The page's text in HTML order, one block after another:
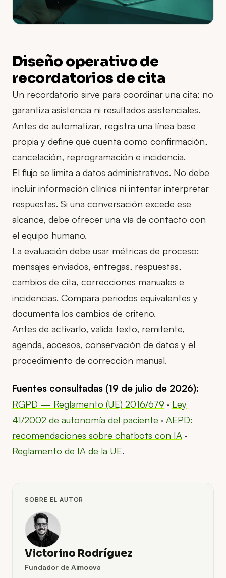
Diseño operativo de
recordatorios de cita
Un recordatorio sirve para coordinar una cita; no
garantiza asistencia ni resultados asistenciales.
Antes de automatizar, registra una línea base
propia y define qué cuenta como confirmación,
cancelación, reprogramación e incidencia.
El flujo se limita a datos administrativos. No debe
incluir información clínica ni intentar interpretar
respuestas. Si una conversación excede ese
alcance, debe ofrecer una vía de contacto con
el equipo humano.
La evaluación debe usar métricas de proceso:
mensajes enviados, entregas, respuestas,
cambios de cita, correcciones manuales e
incidencias. Compara periodos equivalentes y
documenta los cambios de criterio.
Antes de activarlo, valida texto, remitente,
agenda, accesos, conservación de datos y el
procedimiento de corrección manual.
Fuentes consultadas (19 de julio de 2026):
RGPD — Reglamento (UE) 2016/679 · Ley
41/2002 de autonomía del paciente · AEPD:
recomendaciones sobre chatbots con IA ·
Reglamento de IA de la UE
SOBRE EL AUTOR
Victorino Rodríguez
Fundador de Aimoova